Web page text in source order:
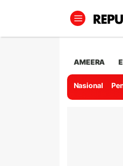
AMEERA
Nasional